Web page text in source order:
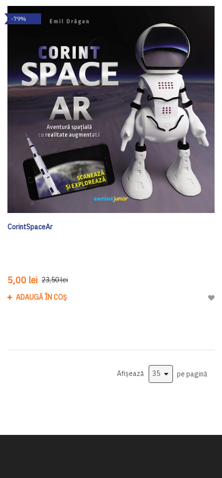
-79%
CorintSpaceAr
5,00 lei 23,50 lei
ADAUGĂ ÎN COȘ
Afișează pe pagină